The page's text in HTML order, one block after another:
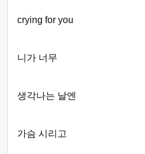
crying for you
니가 너무
생각나는 날엔
가슴 시리고